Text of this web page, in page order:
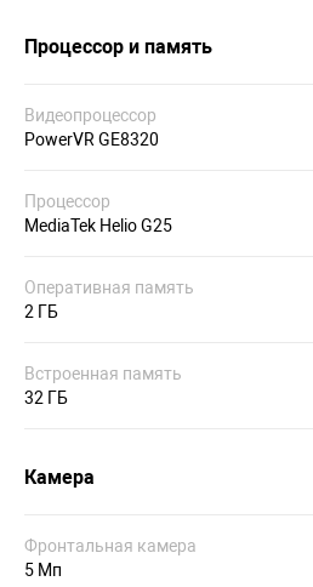
Процессор и память
Видеопроцессор
PowerVR GE8320
Процессор
MediaTek Helio G25
Оперативная память
2 ГБ
Встроенная память
32 ГБ
Камера
Фронтальная камера
5 Мп